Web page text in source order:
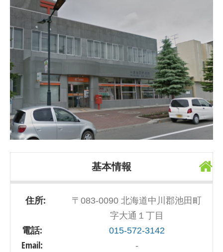
基本情報
住所:
〒083-0090 北海道中川郡池田町
字大通１丁目
電話: 015-572-3142
Email: -